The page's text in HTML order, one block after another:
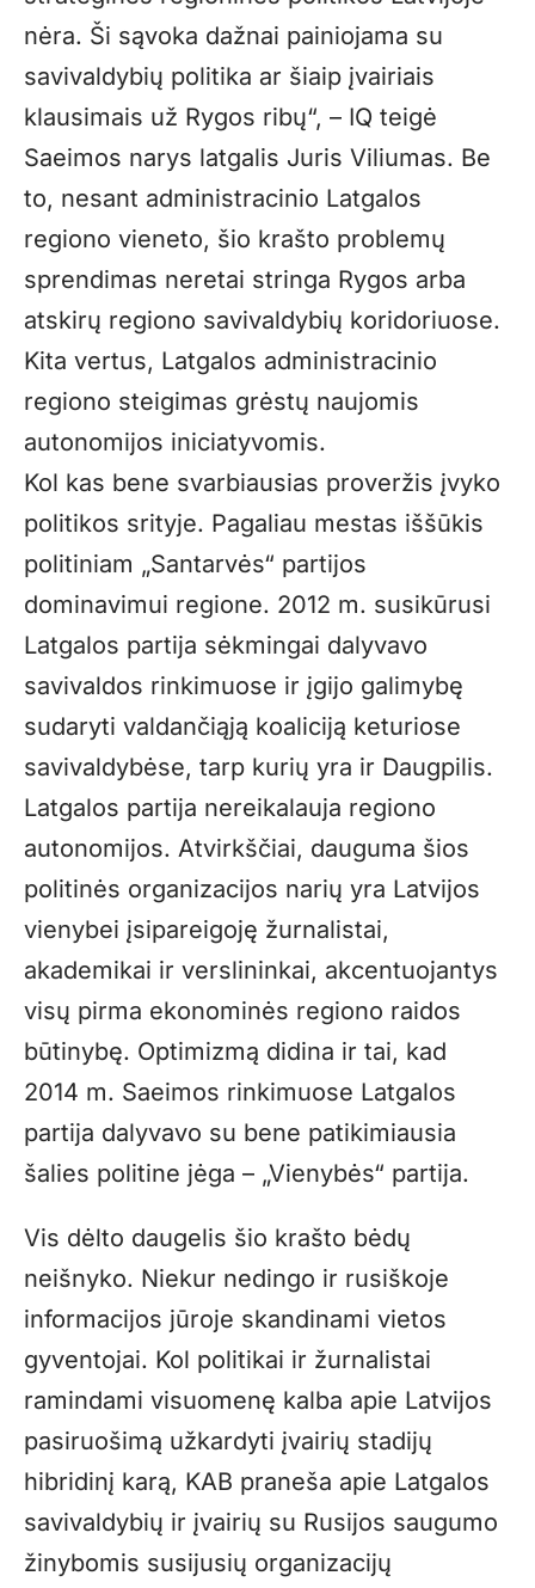
nėra. Ši sąvoka dažnai painiojama su
savivaldybių politika ar šiaip įvairiais
klausimais už Rygos ribų“, – IQ teigė
Saeimos narys latgalis Juris Viliumas. Be
to, nesant administracinio Latgalos
regiono vieneto, šio krašto problemų
sprendimas neretai stringa Rygos arba
atskirų regiono savivaldybių koridoriuose.
Kita vertus, Latgalos administracinio
regiono steigimas grėstų naujomis
autonomijos iniciatyvomis.
Kol kas bene svarbiausias proveržis įvyko
politikos srityje. Pagaliau mestas iššūkis
politiniam „Santarvės“ partijos
dominavimui regione. 2012 m. susikūrusi
Latgalos partija sėkmingai dalyvavo
savivaldos rinkimuose ir įgijo galimybę
sudaryti valdančiąją koaliciją keturiose
savivaldybėse, tarp kurių yra ir Daugpilis.
Latgalos partija nereikalauja regiono
autonomijos. Atvirkščiai, dauguma šios
politinės organizacijos narių yra Latvijos
vienybei įsipareigoję žurnalistai,
akademikai ir verslininkai, akcentuojantys
visų pirma ekonominės regiono raidos
būtinybę. Optimizmą didina ir tai, kad
2014 m. Saeimos rinkimuose Latgalos
partija dalyvavo su bene patikimiausia
šalies politine jėga – „Vienybės“ partija.
Vis dėlto daugelis šio krašto bėdų
neišnyko. Niekur nedingo ir rusiškoje
informacijos jūroje skandinami vietos
gyventojai. Kol politikai ir žurnalistai
ramindami visuomenę kalba apie Latvijos
pasiruošimą užkardyti įvairių stadijų
hibridinį karą, KAB praneša apie Latgalos
savivaldybių ir įvairių su Rusijos saugumo
žinybomis susijusių organizacijų